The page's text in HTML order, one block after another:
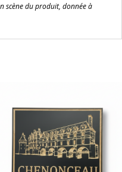
scène du produit, donnée à